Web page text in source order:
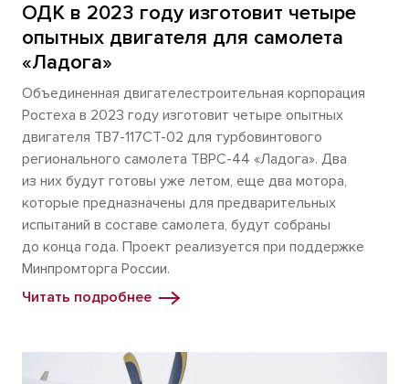
ОДК в 2023 году изготовит четыре
опытных двигателя для самолета
«Ладога»
Объединенная двигателестроительная корпорация
Ростеха в 2023 году изготовит четыре опытных
двигателя ТВ7-117СТ-02 для турбовинтового
регионального самолета ТВРС-44 «Ладога». Два
из них будут готовы уже летом, еще два мотора,
которые предназначены для предварительных
испытаний в составе самолета, будут собраны
до конца года. Проект реализуется при поддержке
Минпромторга России.
Читать подробнее